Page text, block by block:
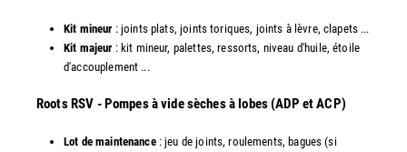
Kit mineur : joints plats, joints toriques, joints à lèvre, clapets ...
Kit majeur : kit mineur, palettes, ressorts, niveau d'huile, étoile
d'accouplement ...​
​Roots RSV - Pompes à vide sèches à lobes (ADP et ACP)
Lot de maintenance: jeu de joints, roulements, bagues (si